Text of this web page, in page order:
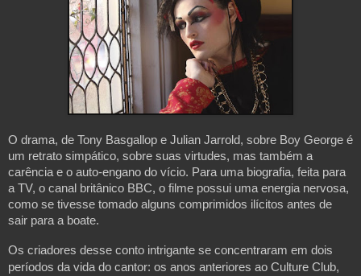
O drama, de Tony Basgallop e Julian Jarrold, sobre Boy George é
um retrato simpático, sobre suas virtudes, mas também a
carência e o auto-engano do vício. Para uma biografia, feita para
a TV, o canal britânico BBC, o filme possui uma energia nervosa,
como se tivesse tomado alguns comprimidos ilícitos antes de
sair para a boate.
Os criadores desse conto intrigante se concentraram em dois
períodos da vida do cantor: os anos anteriores ao Culture Club,